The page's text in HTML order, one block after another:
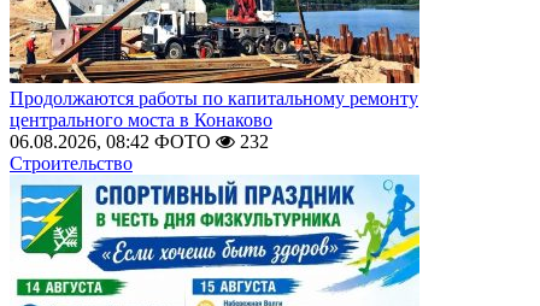
Продолжаются работы по капитальному ремонту
центрального моста в Конаково
06.08.2026, 08:42 ФОТО
232
Строительство